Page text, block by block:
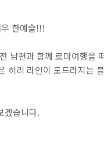
한예슬!!!
남편과 함께 로마여행을
허리 라인이 도드라지는
겠습니다.